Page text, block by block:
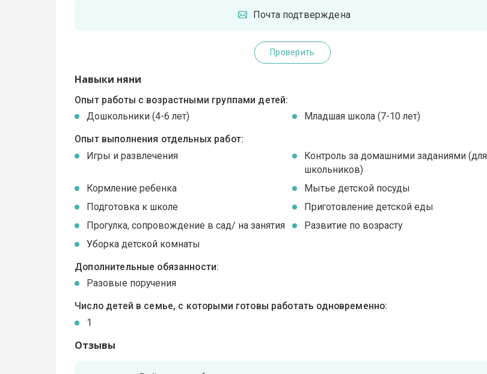
Почта подтверждена
Проверить
Навыки няни
Опыт работы с возрастными группами детей:
Дошкольники (4-6 лет)
Младшая школа (7-10 лет)
Опыт выполнения отдельных работ:
Игры и развлечения
Контроль за домашними заданиями (для
школьников)
Кормление ребенка
Мытье детской посуды
Подготовка к школе
Приготовление детской еды
Прогулка, сопровождение в сад/ на занятия
Развитие по возрасту
Уборка детской комнаты
Дополнительные обязанности:
Разовые поручения
Число детей в семье, с которыми готовы работать одновременно:
1
Отзывы